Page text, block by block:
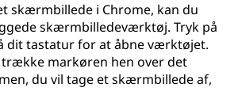
skærmbillede i Chrome, kan du
skærmbilledeværktøj. Tryk på
dit tastatur for at åbne værktøjet.
markøren hen over det
du vil tage et skærmbillede af,